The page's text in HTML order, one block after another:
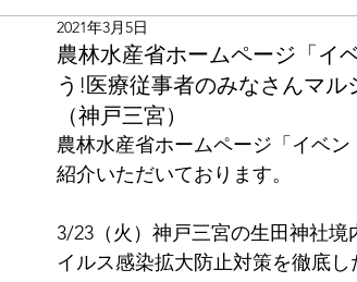
ハイカラブルバード
農林水産省ホームページ「イ
う!医療従事者のみなさんマ
（神戸三宮）
2021年3月5日
農林水産省ホームページ「イベ
紹介いただいております。
3/23（火）神戸三宮の生田神社
イルス感染拡大防止対策を徹底